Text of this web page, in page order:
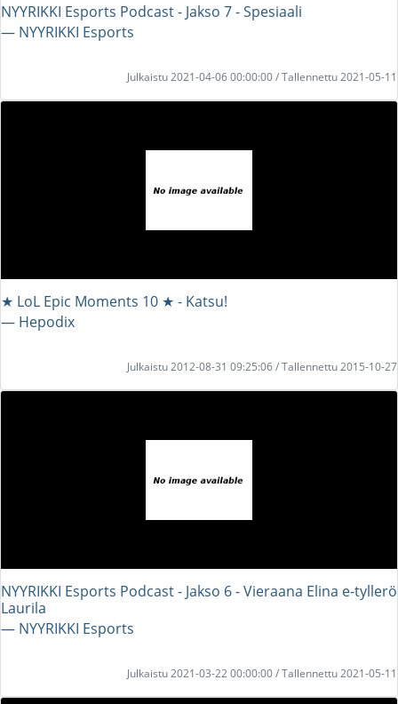
NYYRIKKI Esports Podcast - Jakso 7 - Spesiaali
― NYYRIKKI Esports
Julkaistu 2021-04-06 00:00:00 / Tallennettu 2021-05-11
★ LoL Epic Moments 10 ★ - Katsu!
― Hepodix
Julkaistu 2012-08-31 09:25:06 / Tallennettu 2015-10-27
NYYRIKKI Esports Podcast - Jakso 6 - Vieraana Elina e-tyllerö
Laurila
― NYYRIKKI Esports
Julkaistu 2021-03-22 00:00:00 / Tallennettu 2021-05-11